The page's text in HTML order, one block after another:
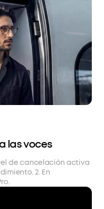
las voces
de cancelación activa
2. En